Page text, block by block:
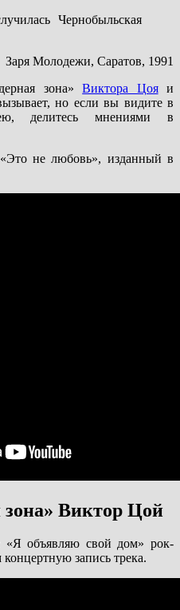
Чернобыльская
Заря Молодежи, Саратов, 1991
зона»Виктора Цояи
но если вы видите в
делитесь мнениями в
не любовь», изданный в
Виктор Цой
«Я объявляю свой дом» рок-
запись трека.